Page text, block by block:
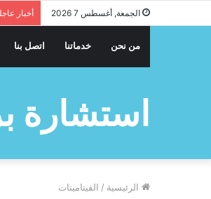
الجمعة, أغسطس 7 2026 أخبار
من نحن خدماتنا اتصل بنا
استشارة
الرئيسية / الفيتامينات